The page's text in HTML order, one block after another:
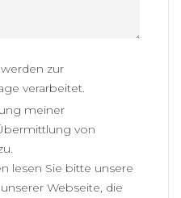
zur
verarbeitet.
meiner
von
lesen Sie bitte unsere
Webseite, die